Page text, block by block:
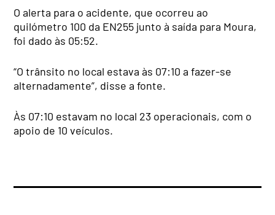
O alerta para o acidente, que ocorreu ao
quilómetro 100 da EN255 junto à saída para Moura,
foi dado às 05:52.
“O trânsito no local estava às 07:10 a fazer-se
alternadamente”, disse a fonte.
Às 07:10 estavam no local 23 operacionais, com o
apoio de 10 veículos.